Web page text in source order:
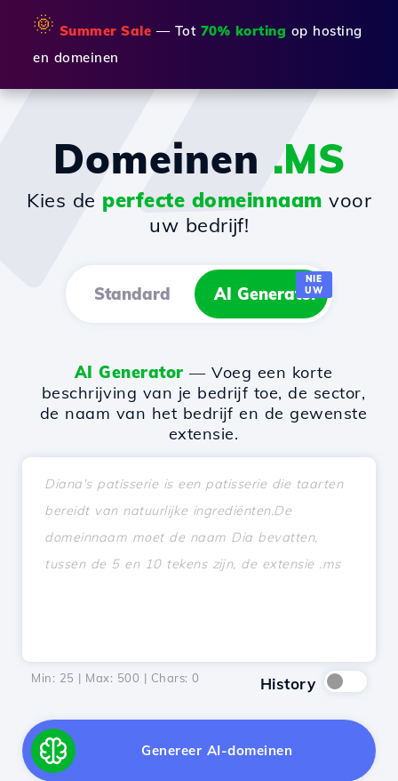
🌞 Summer Sale — Tot 70% korting op hosting
en domeinen
Domeinen .MS
Kies de perfecte domeinnaam voor
uw bedrijf!
Standard AI Generator
NIE
UW
AI Generator — Voeg een korte
beschrijving van je bedrijf toe, de sector,
de naam van het bedrijf en de gewenste
extensie.
Min: 25 | Max: 500 | Chars: 0 History
Genereer AI-domeinen